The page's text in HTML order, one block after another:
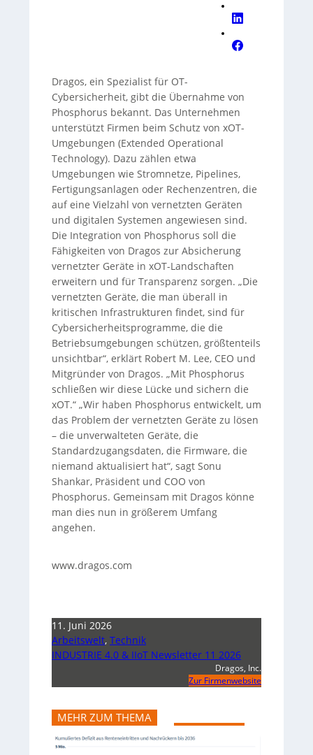
Dragos, ein Spezialist für OT-
Cybersicherheit, gibt die Übernahme von
Phosphorus bekannt. Das Unternehmen
unterstützt Firmen beim Schutz von xOT-
Umgebungen (Extended Operational
Technology). Dazu zählen etwa
Umgebungen wie Stromnetze, Pipelines,
Fertigungsanlagen oder Rechenzentren, die
auf eine Vielzahl von vernetzten Geräten
und digitalen Systemen angewiesen sind.
Die Integration von Phosphorus soll die
Fähigkeiten von Dragos zur Absicherung
vernetzter Geräte in xOT-Landschaften
erweitern und für Transparenz sorgen. „Die
vernetzten Geräte, die man überall in
kritischen Infrastrukturen findet, sind für
Cybersicherheitsprogramme, die die
Betriebsumgebungen schützen, größtenteils
unsichtbar“, erklärt Robert M. Lee, CEO und
Mitgründer von Dragos. „Mit Phosphorus
schließen wir diese Lücke und sichern die
xOT.“ „Wir haben Phosphorus entwickelt, um
das Problem der vernetzten Geräte zu lösen
– die unverwalteten Geräte, die
Standardzugangsdaten, die Firmware, die
niemand aktualisiert hat“, sagt Sonu
Shankar, Präsident und COO von
Phosphorus. Gemeinsam mit Dragos könne
man dies nun in größerem Umfang
angehen.
www.dragos.com
11. Juni 2026
Arbeitswelt, Technik
INDUSTRIE 4.0 & IIoT Newsletter 11 2026
Dragos, Inc.
Zur Firmenwebsite
MEHR ZUM THEMA